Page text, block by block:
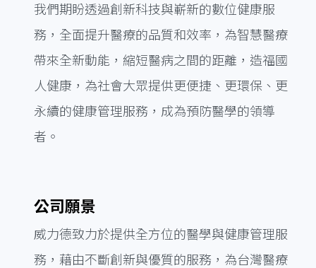
我們期盼透過創新科技與嶄新的數位健康服
務，全面提升醫療的品質和效率，為智慧醫療
帶來全新動能，縮短醫病之間的距離，造福國
人健康，為社會大眾提供更便捷、更環保、更
永續的健康管理服務，成為預防醫學的領導
者。
公司願景
威力德致力於提供全方位的醫學與健康管理服
務，藉由不斷創新與優質的服務，為台灣醫療